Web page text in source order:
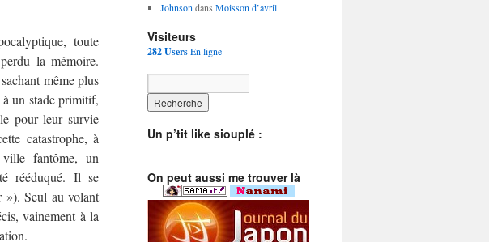
toute
la mémoire.
même plus
à un stade primitif,
pour leur survie
catastrophe, à
fantôme, un
rééduqué. Il se
»). Seul au volant
vainement à la
Johnson dans Moisson d’avril
Visiteurs
282 UsersEn ligne
Un p’tit like siouplé :
On peut aussi me trouver là